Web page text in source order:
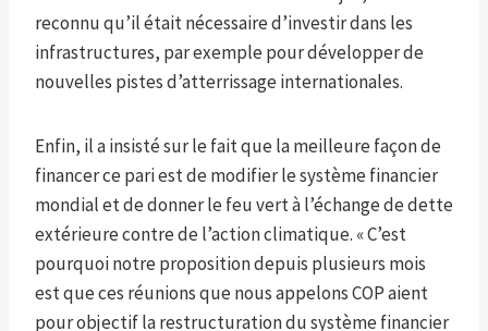
reconnu qu’il était nécessaire d’investir dans les
infrastructures, par exemple pour développer de
nouvelles pistes d’atterrissage internationales.
Enfin, il a insisté sur le fait que la meilleure façon de
financer ce pari est de modifier le système financier
mondial et de donner le feu vert à l’échange de dette
extérieure contre de l’action climatique. « C’est
pourquoi notre proposition depuis plusieurs mois
est que ces réunions que nous appelons COP aient
pour objectif la restructuration du système financier